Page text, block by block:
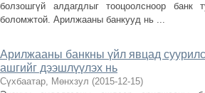
болзошгүй алдагдлыг тооцоолсноор банк
боломжтой. Арилжааны банкууд нь ...
Арилжааны банкны үйл явцад
ашгийг дээшлүүлэх нь
Сүхбаатар, Мөнхзул (2015-12-15)